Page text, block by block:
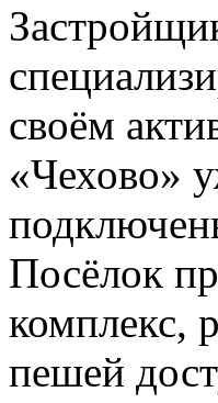
своём
«Чехово»
Посёлок
комплекс,
пешей